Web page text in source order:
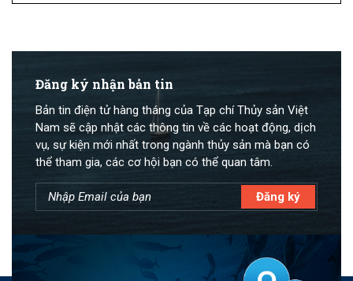
Đăng ký nhận bản tin
Bản tin điện tử hàng tháng của Tạp chí Thủy sản Việt
Nam sẽ cập nhật các thông tin về các hoạt động, dịch
vụ, sự kiện mới nhất trong ngành thủy sản mà bạn có
thể tham gia, các cơ hội bạn có thể quan tâm.